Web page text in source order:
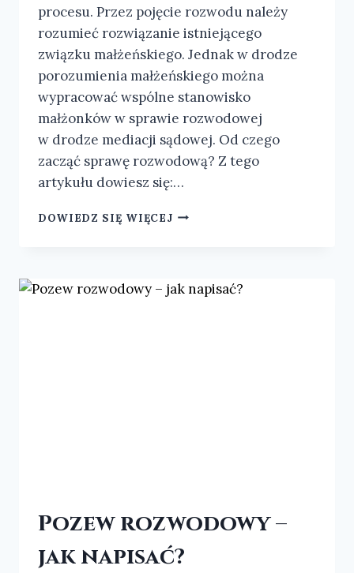
procesu. Przez pojęcie rozwodu należy
rozumieć rozwiązanie istniejącego
związku małżeńskiego. Jednak w drodze
porozumienia małżeńskiego można
wypracować wspólne stanowisko
małżonków w sprawie rozwodowej
w drodze mediacji sądowej. Od czego
zacząć sprawę rozwodową? Z tego
artykułu dowiesz się:…
DOWIEDZ SIĘ WIĘCEJ
Pozew rozwodowy –
jak napisać?